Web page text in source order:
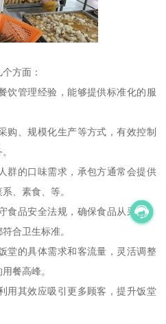
方面：
饮管理经验，能够提供标准化的服
购、规模化生产等方式，有效控制
群的口味需求，承包方通常会提供
、素食、等。
食品安全法规，确保食品从采购、
合卫生标准。
堂的具体需求和客流量，灵活调整
餐高峰。
用其效应吸引更多顾客，提升饭堂